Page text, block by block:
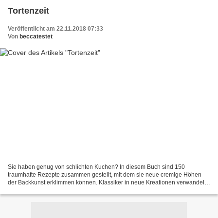
Tortenzeit
Veröffentlicht am 22.11.2018 07:33
Von beccatestet
Sie haben genug von schlichten Kuchen? In diesem Buch sind 150
traumhafte Rezepte zusammen gestellt, mit dem sie neue cremige Höhen
der Backkunst erklimmen können. Klassiker in neue Kreationen verwandelt